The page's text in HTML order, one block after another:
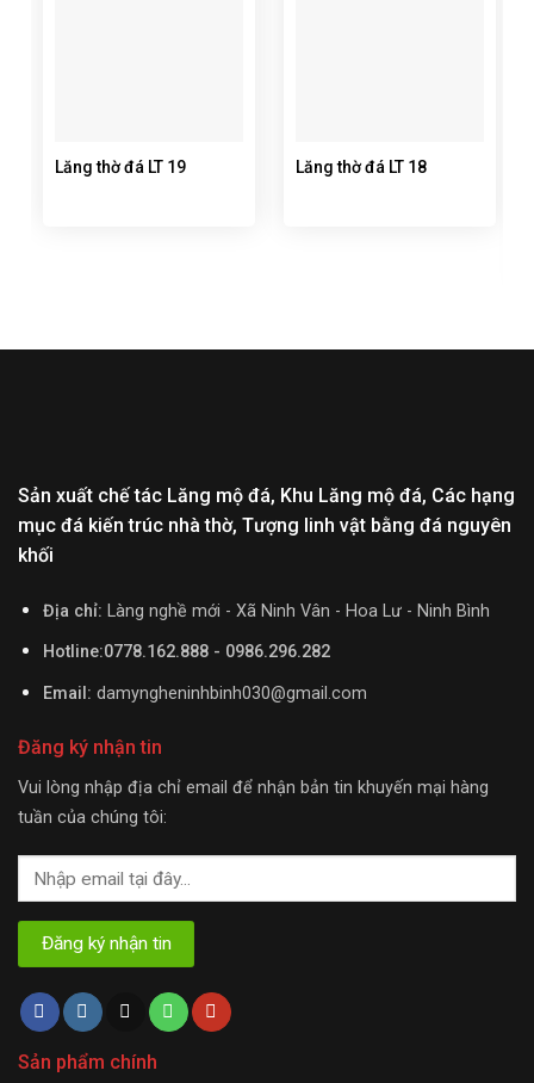
Lăng thờ đá LT 19 Lăng thờ đá LT 18
Sản xuất chế tác Lăng mộ đá, Khu Lăng mộ đá, Các hạng
mục đá kiến trúc nhà thờ, Tượng linh vật bằng đá nguyên
khối
Địa chỉ: Làng nghề mới - Xã Ninh Vân - Hoa Lư - Ninh Bình
Hotline:0778.162.888 - 0986.296.282
Email: damyngheninhbinh030@gmail.com
Đăng ký nhận tin
Vui lòng nhập địa chỉ email để nhận bản tin khuyến mại hàng
tuần của chúng tôi:
Sản phẩm chính